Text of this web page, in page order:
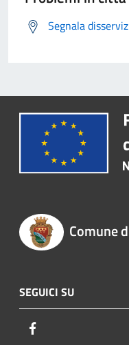
Segnala
Comune
SEGUICI SU